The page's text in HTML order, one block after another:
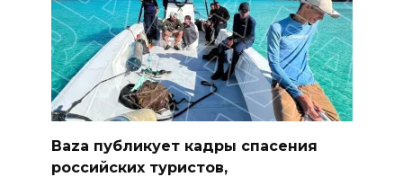
Baza публикует кадры спасения
российских туристов,